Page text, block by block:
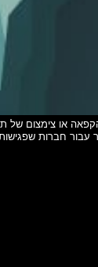
עבור חברות